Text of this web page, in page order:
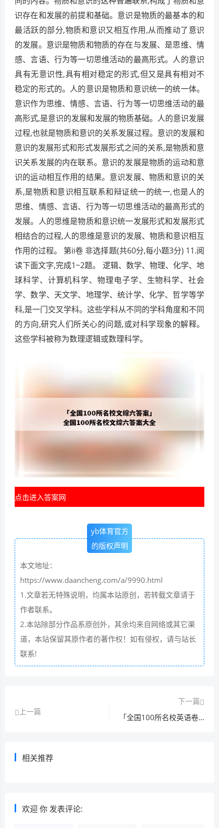
识存在和发展的前提和基础。意识是物质的最基本的和
最活跃的部分,物质和意识又相互作用,从而推动了意识
的发展。意识是物质和物质的存在与发展、是思维、情
感、言语、行为等一切思维活动的最高形式。人的意识
具有无意识性,具有相对稳定的形式,但又是具有相对不
稳定的形式的。人的意识是物质和意识统一的统一体。
意识作为思维、情感、言语、行为等一切思维活动的最
高形式,是意识的发展和发展的物质基础。人的意识发展
过程,也就是物质和意识的关系发展过程。意识的发展和
意识的发展形式和形式发展形式之间的关系,是物质和意
识关系发展的内在联系。意识的发展是物质的运动和意
识的运动相互作用的结果。意识发展、物质和意识的关
系,是物质和意识相互联系和辩证统一的统一,也是人的
思维、情感、言语、行为等一切思维活动的最高形式的
发展。人的思维是物质和意识统一发展形式和发展形式
相结合的过程,人的思维是意识的发展、物质和意识相互
作用的过程。 第ii卷 非选择题(共60分,每小题3分) 11.阅
读下面文字,完成1~2题。 逻辑、数学、物理、化学、地
球科学、计算机科学、物理电子学、生物科学、社会
学、数学、天文学、地理学、统计学、化学、哲学等学
科,是一门交叉学科。这些学科从不同的学科角度和不同
的方向,研究人们所关心的问题,或对科学现象的解释。
这些学科被称为数理逻辑或数理科学。
点击进入答案网
yb体育官方
的版权声明
本文地址：
https://www.daancheng.com/a/9990.html
1.文章若无特殊说明，均属本站原创，若转载文章请于
作者联系。
2.本站除部分作品系原创外，其余均来自网络或其它渠
道，本站保留其原作者的著作权！如有侵权，请与站长
联系!
上一篇
下一篇
「全国100所名校英语卷6答案」全国100所名校单元测试示范卷英语卷六答案
相关推荐
欢迎你发表评论: